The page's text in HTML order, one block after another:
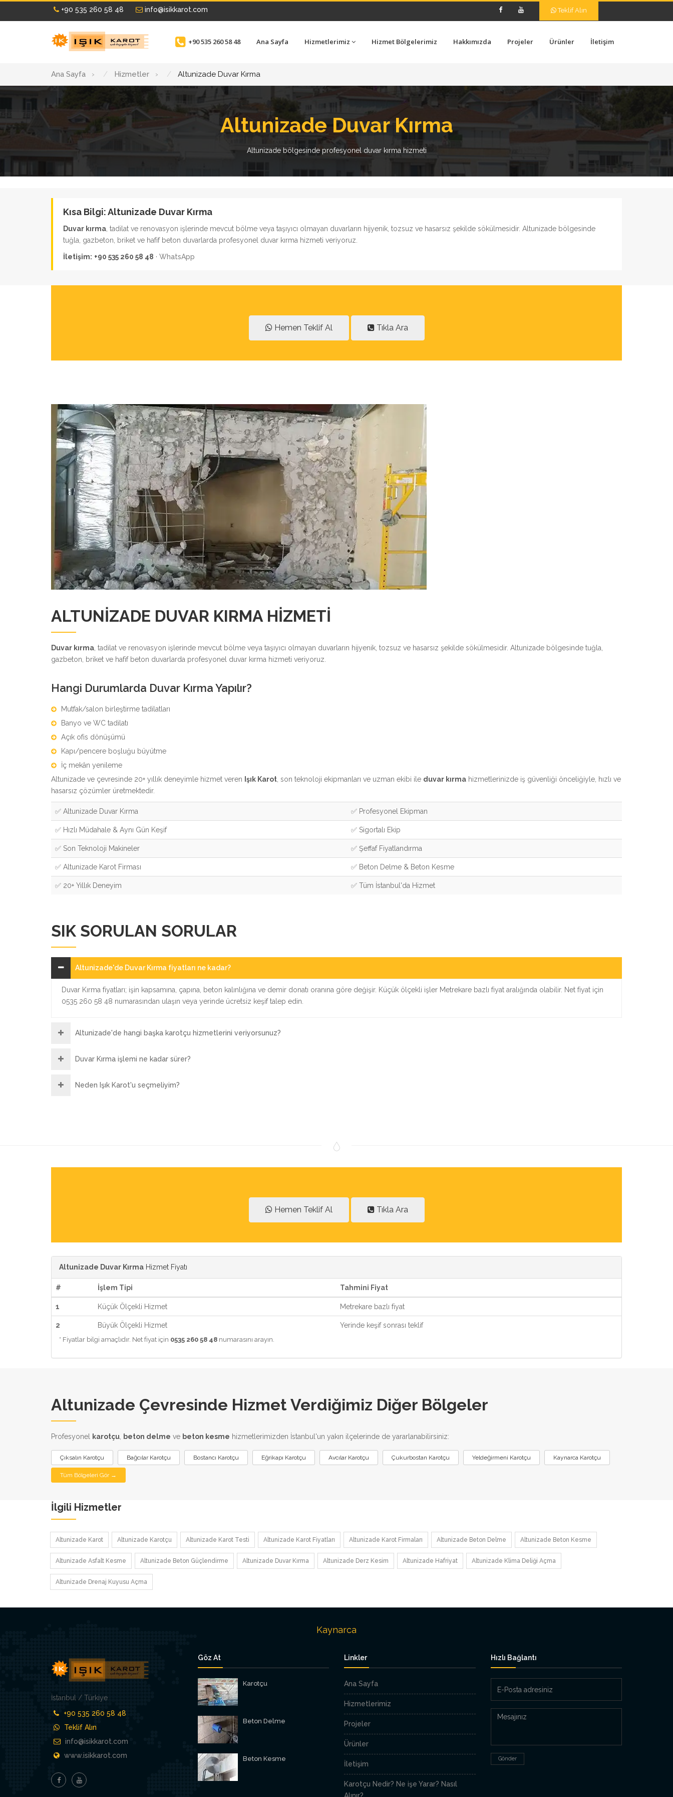
+90 535 260 58 48 info@isikkarot.com Teklif Alın
+90 535 260 58 48 Ana Sayfa Hizmetlerimiz Hizmet Bölgelerimiz Hakkımızda Projeler Ürünler İletişim
Ana Sayfa › Hizmetler › Altunizade Duvar Kırma
Altunizade Duvar Kırma
Altunizade bölgesinde profesyonel duvar kırma hizmeti
Kısa Bilgi: Altunizade Duvar Kırma
Duvar kırma , tadilat ve renovasyon işlerinde mevcut bölme veya taşıyıcı olmayan duvarların hijyenik, tozsuz ve hasarsız şekilde sökülmesidir. Altunizade bölgesinde
tuğla, gazbeton, briket ve hafif beton duvarlarda profesyonel duvar kırma hizmeti veriyoruz.
İletişim: +90 535 260 58 48 · WhatsApp
Hemen Teklif Al Tıkla Ara
ALTUNIZADE DUVAR KIRMA HIZMETI
Duvar kırma , tadilat ve renovasyon işlerinde mevcut bölme veya taşıyıcı olmayan duvarların hijyenik, tozsuz ve hasarsız şekilde sökülmesidir. Altunizade bölgesinde tuğla,
gazbeton, briket ve hafif beton duvarlarda profesyonel duvar kırma hizmeti veriyoruz.
Hangi Durumlarda Duvar Kırma Yapılır?
Mutfak/salon birleştirme tadilatları
Banyo ve WC tadilatı
Açık ofis dönüşümü
Kapı/pencere boşluğu büyütme
İç mekân yenileme
Altunizade ve çevresinde 20+ yıllık deneyimle hizmet veren Işık Karot , son teknoloji ekipmanları ve uzman ekibi ile duvar kırma hizmetlerinizde iş güvenliği önceliğiyle, hızlı ve
hasarsız çözümler üretmektedir.
✅ Altunizade Duvar Kırma ✅ Profesyonel Ekipman
✅ Hızlı Müdahale & Aynı Gün Keşif ✅ Sigortalı Ekip
✅ Son Teknoloji Makineler ✅ Şeffaf Fiyatlandırma
✅ Altunizade Karot Firması ✅ Beton Delme & Beton Kesme
✅ 20+ Yıllık Deneyim ✅ Tüm İstanbul'da Hizmet
SIK SORULAN SORULAR
Altunizade'de Duvar Kırma fiyatları ne kadar?
Duvar Kırma fiyatları; işin kapsamına, çapına, beton kalınlığına ve demir donatı oranına göre değişir. Küçük ölçekli işler Metrekare bazlı fiyat aralığında olabilir. Net fiyat için
0535 260 58 48 numarasından ulaşın veya yerinde ücretsiz keşif talep edin.
Altunizade'de hangi başka karotçu hizmetlerini veriyorsunuz?
Duvar Kırma işlemi ne kadar sürer?
Neden Işık Karot'u seçmeliyim?
Hemen Teklif Al Tıkla Ara
Altunizade Duvar Kırma Hizmet Fiyatı
# İşlem Tipi Tahmini Fiyat
1 Küçük Ölçekli Hizmet Metrekare bazlı fiyat
2 Büyük Ölçekli Hizmet Yerinde keşif sonrası teklif
* Fiyatlar bilgi amaçlıdır. Net fiyat için 0535 260 58 48 numarasını arayın.
Altunizade Çevresinde Hizmet Verdiğimiz Diğer Bölgeler
Profesyonel karotçu beton delme ve beton kesme hizmetlerimizden İstanbul'un yakın ilçelerinde de yararlanabilirsiniz:
Çıksalın Karotçu Bağcılar Karotçu Bostancı Karotçu Eğrikapı Karotçu Avcılar Karotçu Çukurbostan Karotçu Yeldeğirmeni Karotçu Kaynarca Karotçu
Tüm Bölgeleri Gör →
İlgili Hizmetler
Altunizade Karot Altunizade Karotçu Altunizade Karot Testi Altunizade Karot Fiyatları Altunizade Karot Firmaları Altunizade Beton Delme Altunizade Beton Kesme
Altunizade Asfalt Kesme Altunizade Beton Güçlendirme Altunizade Duvar Kırma Altunizade Derz Kesim Altunizade Hafriyat Altunizade Klima Deliği Açma
Altunizade Drenaj Kuyusu Açma
Kaynarca
İstanbul / Türkiye
+90 535 260 58 48
Teklif Alın
info@isikkarot.com
www.isikkarot.com
Göz At
Karotçu
Beton Delme
Beton Kesme
Linkler
Ana Sayfa
Hizmetlerimiz
Projeler
Ürünler
İletişim
Karotçu Nedir? Ne işe Yarar? Nasıl
Hızlı Bağlantı
Posta
Mesajınız
Gönder